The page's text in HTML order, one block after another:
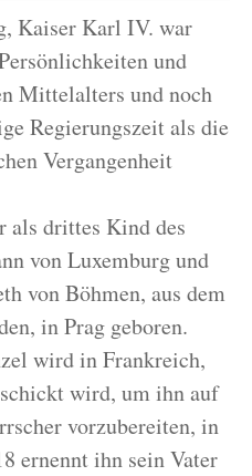
Kaiser Karl IV. war
und
Mittelalters und noch
Regierungszeit als die
Vergangenheit
als drittes Kind des
von Luxemburg und
von Böhmen, aus dem
in Prag geboren.
wird in Frankreich,
wird, um ihn auf
vorzubereiten, in
ernennt ihn sein Vater